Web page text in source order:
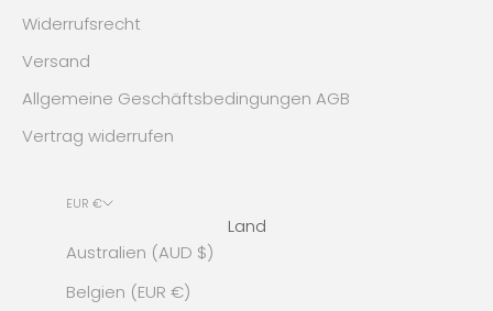
Widerrufsrecht
Versand
Allgemeine Geschäftsbedingungen AGB
Vertrag widerrufen
EUR €
Land
Australien (AUD $)
Belgien (EUR €)